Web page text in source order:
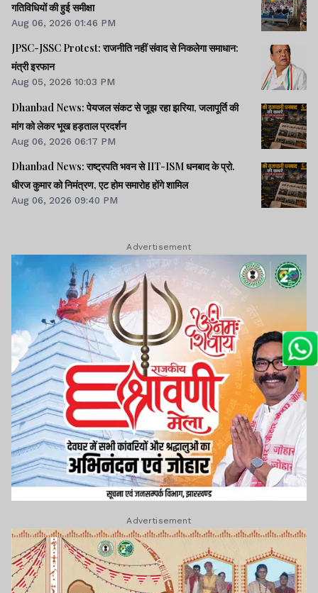
गतिविधियों की हुई समीक्षा
Aug 06, 2026 01:46 PM
JPSC-JSSC Protest: राजनीति नहीं संवाद से निकलेगा समाधान:
मंत्री इरफान
Aug 05, 2026 10:03 PM
Dhanbad News: पेयजल संकट से जूझ रहा झरिया, जलापूर्ति की
मांग को लेकर भूख हड़ताल प्रदर्शन
Aug 06, 2026 06:17 PM
Dhanbad News: राष्ट्रपति भवन से IIT-ISM धनबाद के प्रो.
धीरज कुमार को निमंत्रण, एट होम समारोह होंगे शामिल
Aug 06, 2026 09:40 PM
Advertisement
Advertisement